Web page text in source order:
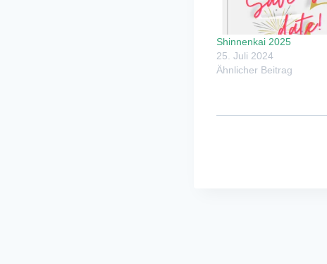
Shinnenkai 2025
25. Juli 2024
Ähnlicher Beitrag